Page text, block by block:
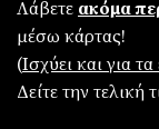
Λάβετε ακόμα
μέσω κάρτας!
(Iσχύει και για
Δείτε την τελική